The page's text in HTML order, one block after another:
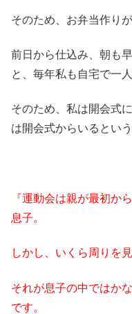
そのため、お弁当作り
前日から仕込み、朝も
と、毎年私も自宅で一
そのため、私は開会式
は開会式からいるとい
『運動会は親が最初か
息子。
しかし、いくら周りを
それが息子の中ではか
です。